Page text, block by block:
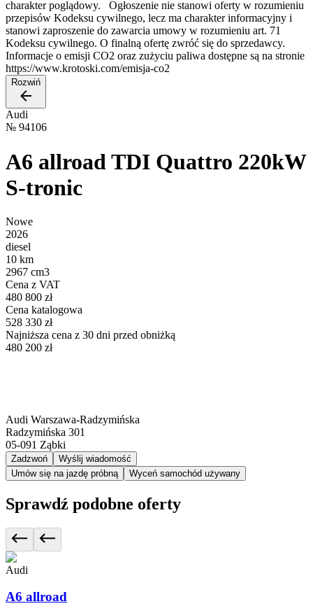
charakter poglądowy. Ogłoszenie nie stanowi oferty w rozumieniu
przepisów Kodeksu cywilnego, lecz ma charakter informacyjny i
stanowi zaproszenie do zawarcia umowy w rozumieniu art. 71
Kodeksu cywilnego. O finalną ofertę zwróć się do sprzedawcy.
Informacje o emisji CO2 oraz zużyciu paliwa dostępne są na stronie
https://www.krotoski.com/emisja-co2
Rozwiń
Audi
№ 94106
A6 allroad TDI Quattro 220kW
S-tronic
Nowe
2026
diesel
10 km
2967 cm3
Cena z VAT
480 800 zł
Cena katalogowa
528 330 zł
Najniższa cena z 30 dni przed obniżką
480 200 zł
Audi Warszawa-Radzymińska
Radzymińska 301
05-091 Ząbki
Zadzwoń
Wyślij wiadomość
Umów się na jazdę próbną
Wyceń samochód używany
Sprawdź podobne oferty
Audi
A6 allroad